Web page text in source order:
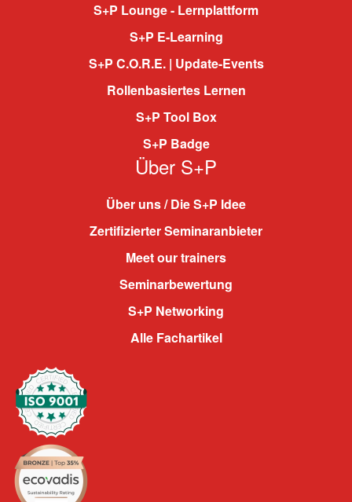
S+P Lounge - Lernplattform
S+P E-Learning
S+P C.O.R.E. | Update-Events
Rollenbasiertes Lernen
S+P Tool Box
S+P Badge
Über S+P
Über uns / Die S+P Idee
Zertifizierter Seminaranbieter
Meet our trainers
Seminarbewertung
S+P Networking
Alle Fachartikel